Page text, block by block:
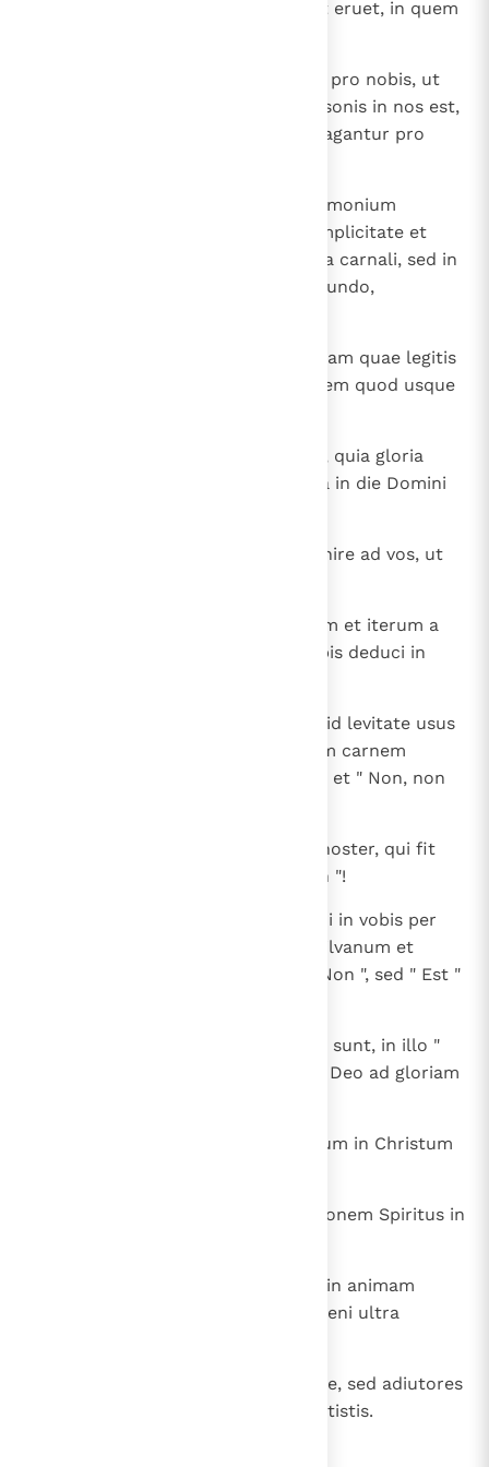
qui de tanta morte eripuit nos et eruet, in quem
adiuvantibus et vobis in oratione pro nobis, ut
propter eam, quae ex multis personis in nos est,
donationem, per multos gratiae agantur pro
Nam gloria nostra haec est, testimonium
conscientiae nostrae, quod in simplicitate et
sinceritate Dei et non in sapientia carnali, sed in
gratia Dei conversati sumus in mundo,
Non enim alia scribimus vobis quam quae legitis
aut etiam cognoscitis; spero autem quod usque
sicut et cognovistis nos ex parte, quia gloria
vestra sumus, sicut et vos nostra in die Domini
Et hac confidentia volui prius venire ad vos, ut
et per vos transire in Macedoniam et iterum a
Macedonia venire ad vos et a vobis deduci in
Cum hoc ergo voluissem, numquid levitate usus
sum? Aut, quae cogito, secundum carnem
cogito, ut sit apud me " Est, est " et " Non, non
Fidelis autem Deus, quia sermo noster, qui fit
apud vos, non est " Est " et " Non "!
Dei enim Filius Iesus Christus, qui in vobis per
nos praedicatus est, per me et Silvanum et
Timotheum, non fuit " Est " et " Non ", sed " Est "
Quotquot enim promissiones Dei sunt, in illo "
Est "; ideo et per ipsum " Amen " Deo ad gloriam
Qui autem confirmat nos vobiscum in Christum
et qui signavit nos et dedit arrabonem Spiritus in
Ego autem testem Deum invoco in animam
meam, quod parcens vobis non veni ultra
Non quia dominamur fidei vestrae, sed adiutores
sumus gaudii vestri, nam fide stetistis.